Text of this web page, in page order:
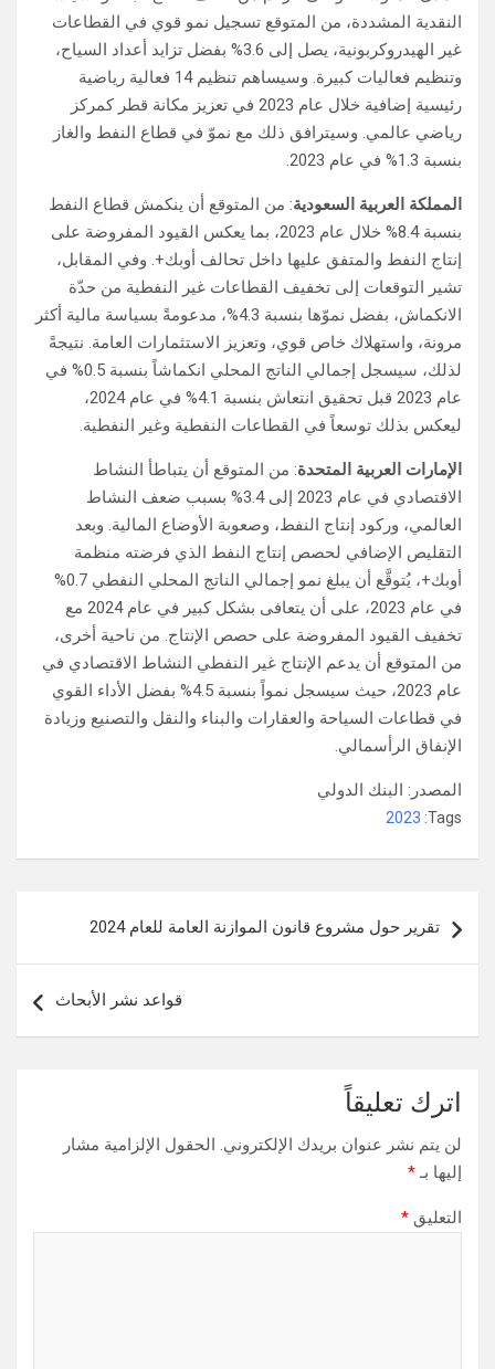
النقدية المشددة، من المتوقع تسجيل نمو قوي في القطاعات
غير الهيدروكربونية، يصل إلى 3.6% بفضل تزايد أعداد السياح،
وتنظيم فعاليات كبيرة. وسيساهم تنظيم 14 فعالية رياضية
رئيسية إضافية خلال عام 2023 في تعزيز مكانة قطر كمركز
رياضي عالمي. وسيترافق ذلك مع نموّ في قطاع النفط والغاز
بنسبة 1.3% في عام 2023.
المملكة العربية السعودية: من المتوقع أن ينكمش قطاع النفط
بنسبة 8.4% خلال عام 2023، بما يعكس القيود المفروضة على
إنتاج النفط والمتفق عليها داخل تحالف أوبك+. وفي المقابل،
تشير التوقعات إلى تخفيف القطاعات غير النفطية من حدّة
الانكماش، بفضل نموّها بنسبة 4.3%، مدعومةً بسياسة مالية أكثر
مرونة، واستهلاك خاص قوي، وتعزيز الاستثمارات العامة. نتيجةً
لذلك، سيسجل إجمالي الناتج المحلي انكماشاً بنسبة 0.5% في
عام 2023 قبل تحقيق انتعاش بنسبة 4.1% في عام 2024،
ليعكس بذلك توسعاً في القطاعات النفطية وغير النفطية.
الإمارات العربية المتحدة: من المتوقع أن يتباطأ النشاط
الاقتصادي في عام 2023 إلى 3.4% بسبب ضعف النشاط
العالمي، وركود إنتاج النفط، وصعوبة الأوضاع المالية. وبعد
التقليص الإضافي لحصص إنتاج النفط الذي فرضته منظمة
أوبك+، يُتوقَّع أن يبلغ نمو إجمالي الناتج المحلي النفطي 0.7%
في عام 2023، على أن يتعافى بشكل كبير في عام 2024 مع
تخفيف القيود المفروضة على حصص الإنتاج. من ناحية أخرى،
من المتوقع أن يدعم الإنتاج غير النفطي النشاط الاقتصادي في
عام 2023، حيث سيسجل نمواً بنسبة 4.5% بفضل الأداء القوي
في قطاعات السياحة والعقارات والبناء والنقل والتصنيع وزيادة
الإنفاق الرأسمالي.
المصدر: البنك الدولي
Tags:
2023
المقالات
تقرير حول مشروع قانون الموازنة العامة للعام 2024
قواعد نشر الأبحاث
اترك تعليقاً
لن يتم نشر عنوان بريدك الإلكتروني. الحقول الإلزامية مشار
إليها بـ*
التعليق *